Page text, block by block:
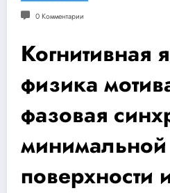
0 Комментарии
Когнитивная
физика
фазовая
минимальной
поверхности